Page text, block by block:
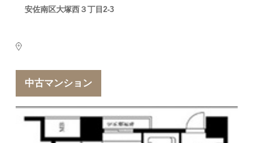
安佐南区大塚西３丁目2-3
中古マンション